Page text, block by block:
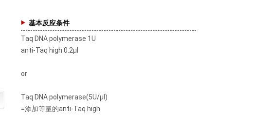
基本反应条件
Taq DNA polymerase 1U
anti-Taq high 0.2μl
or
Taq DNA polymerase(5U/μl)
=添加等量的anti-Taq high